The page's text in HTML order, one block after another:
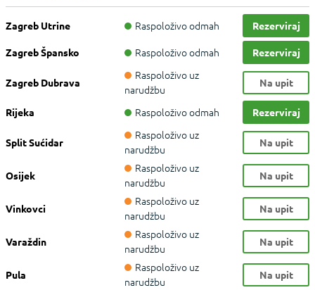
Zagreb Utrine Raspoloživo odmah Rezerviraj
Zagreb Špansko Raspoloživo odmah Rezerviraj
Zagreb Dubrava
Raspoloživo uz
narudžbu
Na upit
Rijeka Raspoloživo odmah Rezerviraj
Split Sućidar
Raspoloživo uz
narudžbu
Na upit
Osijek
Raspoloživo uz
narudžbu
Na upit
Vinkovci
Raspoloživo uz
narudžbu
Na upit
Varaždin
Raspoloživo uz
narudžbu
Na upit
Pula
Raspoloživo uz
narudžbu
Na upit